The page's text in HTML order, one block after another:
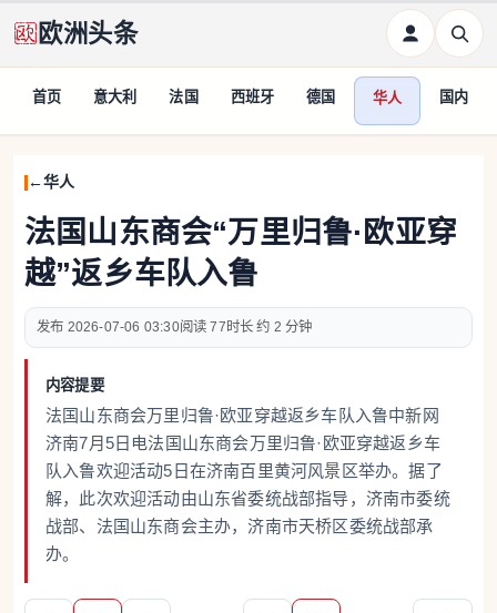
欧洲头条
首页 意大利 法国 西班牙 德国 华人 国内
华人
法国山东商会“万里归鲁·欧亚穿
越”返乡车队入鲁
2026-07-06 03:30 77 约 2 分钟
内容提要
法国山东商会万里归鲁·欧亚穿越返乡车队入鲁中新网
济南7月5日电法国山东商会万里归鲁·欧亚穿越返乡车
队入鲁欢迎活动5日在济南百里黄河风景区举办。据了
解，此次欢迎活动由山东省委统战部指导，济南市委统
战部、法国山东商会主办，济南市天桥区委统战部承
办。